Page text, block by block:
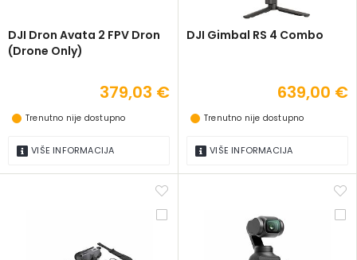
DJI Dron Avata 2 FPV Dron
(Drone Only)
379,03 €
Trenutno nije dostupno
VIŠE INFORMACIJA
DJI Gimbal RS 4 Combo
639,00 €
Trenutno nije dostupno
VIŠE INFORMACIJA